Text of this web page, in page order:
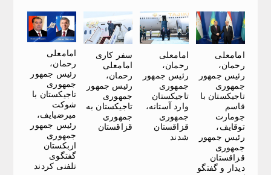
امامعلی
رحمان،
رئیس جمهور
جمهوری
تاجیکستان با
قاسم
جومارت
توقایف،
رئیس جمهور
جمهوری
قزاقستان
دیدار و گفتگو
امامعلی
رحمان،
رئیس جمهور
جمهوری
تاجیکستان
وارد آستانه،
جمهوری
قزاقستان
شدند
سفر کاری
امامعلی
رحمان،
رئیس جمهور
جمهوری
تاجیکستان به
جمهوری
قزاقستان
امامعلی
رحمان،
رئیس جمهور
جمهوری
تاجیکستان با
شوکت
میرضیایف،
رئیس جمهور
جمهوری
ازبکستان
گفتگوی
تلفنی کردند